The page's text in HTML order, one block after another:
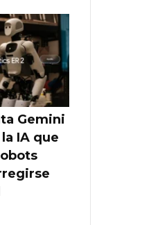
Gemini
IA que